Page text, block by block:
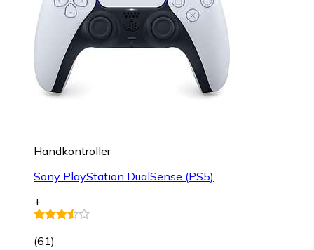
Handkontroller
Sony PlayStation DualSense (PS5)
+
(61)